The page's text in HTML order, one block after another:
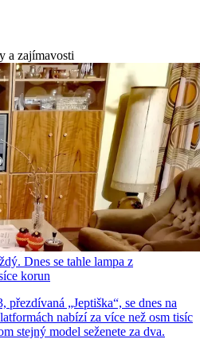
a zajímavosti
Dnes se tahle lampa z
korun
„Jeptiška“, se dnes na
nabízí za více než osm tisíc
stejný model seženete za dva.